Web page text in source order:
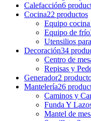
Calefacción6
Cocina22 productos
Equipo cocina
Equipo de frío
Utensilios
Decoración34
Centro de
Repisas y
Generador2
Mantelería26
Caminos y
Funda Y
Mantel de